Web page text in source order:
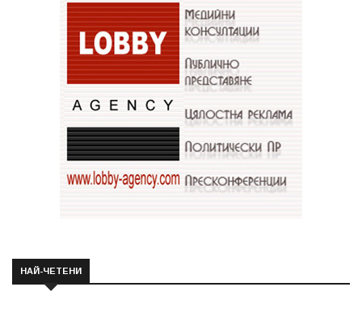
НАЙ-ЧЕТЕНИ